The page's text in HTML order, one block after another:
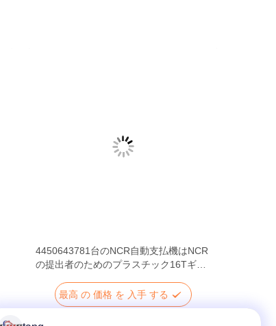
4450643781台のNCR自動支払機はNCR
の提出者のためのプラスチック16Tギヤ
最高 の 価格 を 入手 する